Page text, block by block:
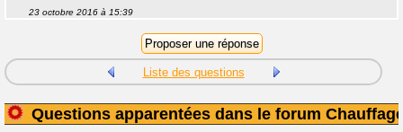
23 octobre 2016 à 15:39
Liste des questions
Questions apparentées dans le forum